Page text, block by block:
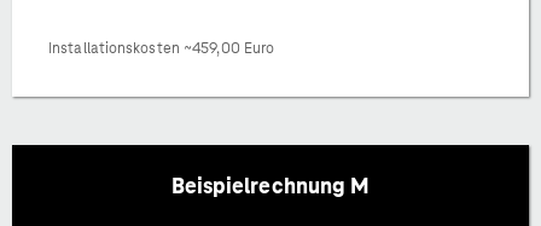
Installationskosten ~459,00 Euro
Beispielrechnung M